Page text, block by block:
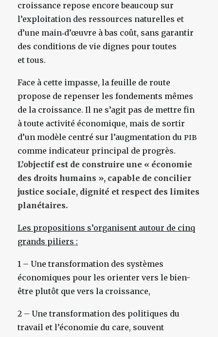
croissance repose encore beaucoup sur
l’exploitation des ressources naturelles et
d’une main‑d’œuvre à bas coût, sans garantir
des conditions de vie dignes pour toutes
et tous.
Face à cette impasse, la feuille de route
propose de repenser les fondements mêmes
de la croissance. Il ne s’agit pas de mettre fin
à toute activité économique, mais de sortir
d’un modèle centré sur l’augmentation du PIB
comme indicateur principal de progrès.
L’objectif est de construire une « économie
des droits humains », capable de concilier
justice sociale, dignité et respect des limites
planétaires.
Les propositions s’organisent autour de cinq
grands piliers :
1 – Une transformation des systèmes
économiques pour les orienter vers le bien-
être plutôt que vers la croissance,
2 – Une transformation des politiques du
travail et l’économie du care, souvent